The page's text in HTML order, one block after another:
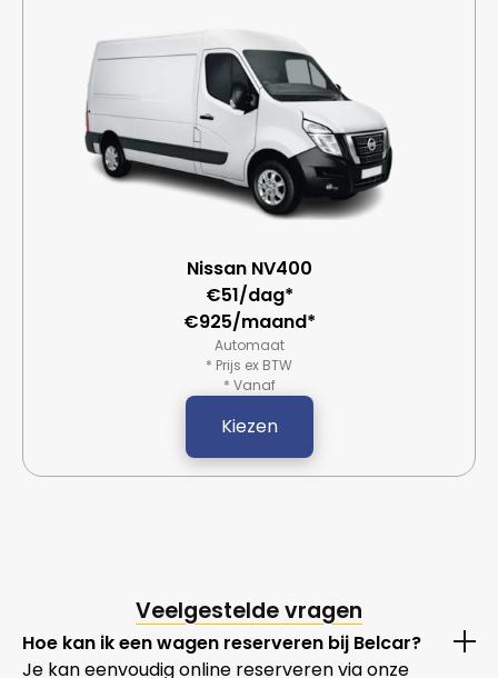
Nissan NV400
€51/dag*
€925/maand*
Automaat
* Prijs ex BTW
* Vanaf
Kiezen
Veelgestelde vragen
Hoe kan ik een wagen reserveren bij Belcar?
Je kan eenvoudig online reserveren via onze